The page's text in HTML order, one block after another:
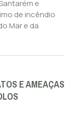
e
de incêndio
Mar e da
E AMEAÇAS